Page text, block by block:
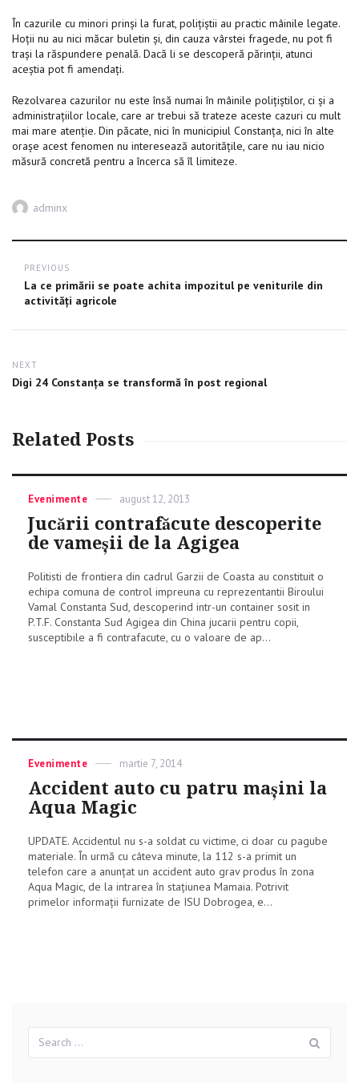
În cazurile cu minori prinși la furat, polițiștii au practic mâinile legate.
Hoții nu au nici măcar buletin și, din cauza vârstei fragede, nu pot fi
trași la răspundere penală. Dacă li se descoperă părinții, atunci
aceștia pot fi amendați.
Rezolvarea cazurilor nu este însă numai în mâinile polițiștilor, ci și a
administrațiilor locale, care ar trebui să trateze aceste cazuri cu mult
mai mare atenție. Din păcate, nici în municipiul Constanţa, nici în alte
oraşe acest fenomen nu interesează autorităţile, care nu iau nicio
măsură concretă pentru a încerca să îl limiteze.
Author
adminx
Post
navigation
PREVIOUS
Previous
post:
La ce primării se poate achita impozitul pe veniturile din
activităţi agricole
NEXT
Next
Digi 24 Constanța se transformă în post regional
Related Posts
Categories
Evenimente
Posted
august 12, 2013
Jucării contrafăcute descoperite
de vameşii de la Agigea
Politisti de frontiera din cadrul Garzii de Coasta au constituit o
echipa comuna de control impreuna cu reprezentantii Biroului
Vamal Constanta Sud, descoperind intr-un container sosit in
P.T.F. Constanta Sud Agigea din China jucarii pentru copii,
susceptibile a fi contrafacute, cu o valoare de ap...
Categories
Evenimente
Posted
martie 7, 2014
Accident auto cu patru mașini la
Aqua Magic
UPDATE. Accidentul nu s-a soldat cu victime, ci doar cu pagube
materiale. În urmă cu câteva minute, la 112 s-a primit un
telefon care a anunțat un accident auto grav produs în zona
Aqua Magic, de la intrarea în stațiunea Mamaia. Potrivit
primelor informații furnizate de ISU Dobrogea, e...
for: